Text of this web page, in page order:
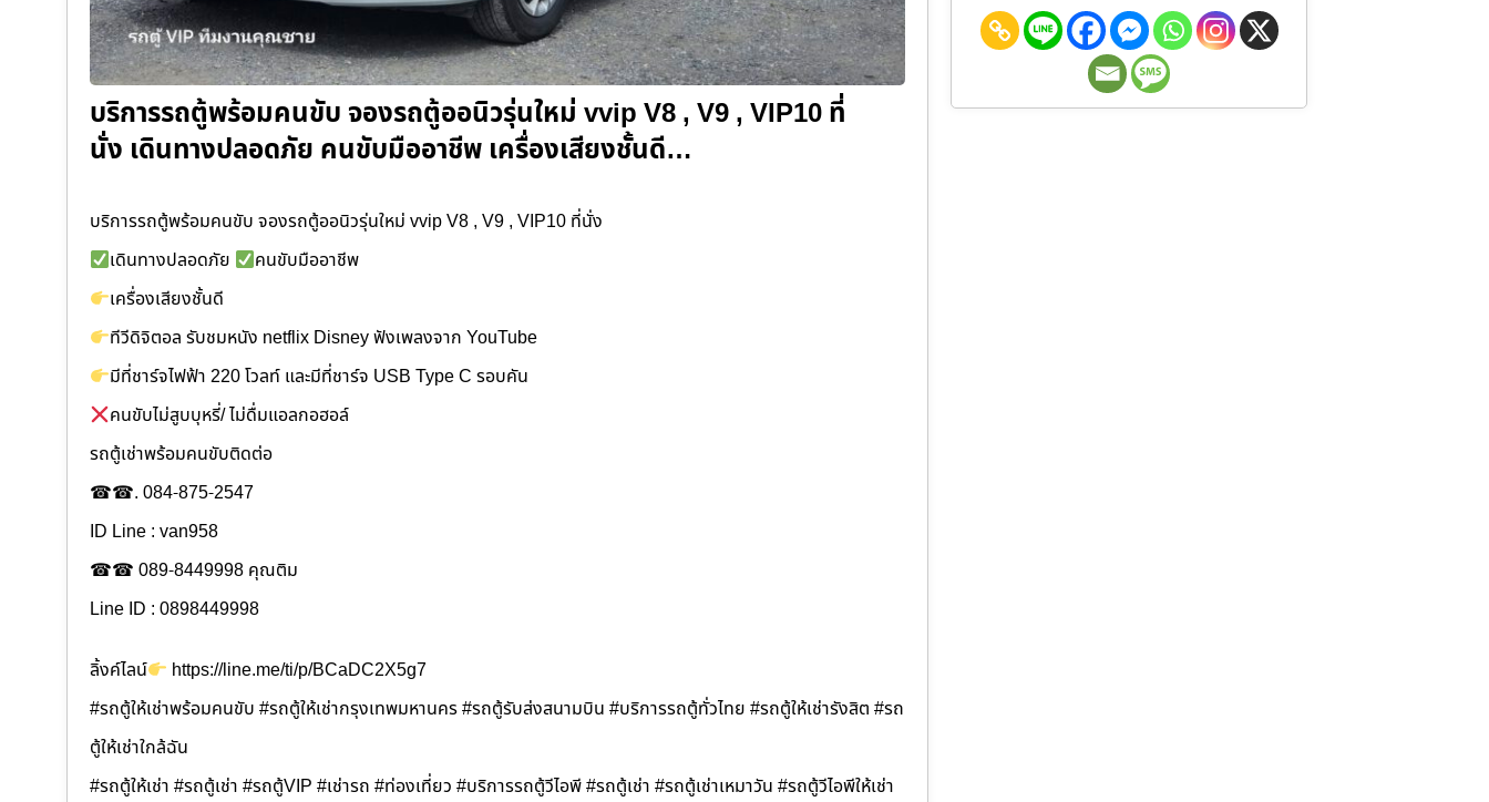
บริการรถตู้พร้อมคนขับ จองรถตู้ออนิวรุ่นใหม่ vvip V8 , V9 , VIP10 ที่
นั่ง เดินทางปลอดภัย คนขับมืออาชีพ เครื่องเสียงชั้นดี…
บริการรถตู้พร้อมคนขับ จองรถตู้ออนิวรุ่นใหม่ vvip V8 , V9 , VIP10 ที่นั่ง
เดินทางปลอดภัย
คนขับมืออาชีพ
เครื่องเสียงชั้นดี
ทีวีดิจิตอล รับชมหนัง netflix Disney ฟังเพลงจาก YouTube
มีที่ชาร์จไฟฟ้า 220 โวลท์ และมีที่ชาร์จ USB Type C รอบคัน
คนขับไม่สูบบุหรี่/ ไม่ดื่มแอลกอฮอล์
รถตู้เช่าพร้อมคนขับติดต่อ
☎☎. 084-875-2547
ID Line : van958
☎☎ 089-8449998 คุณติม
Line ID : 0898449998
ลิ้งค์ไลน์
https://line.me/ti/p/BCaDC2X5g7
#รถตู้ให้เช่าพร้อมคนขับ #รถตู้ให้เช่ากรุงเทพมหานคร #รถตู้รับส่งสนามบิน #บริการรถตู้ทั่วไทย #รถตู้ให้เช่ารังสิต #รถ
ตู้ให้เช่าใกล้ฉัน
#รถตู้ให้เช่า #รถตู้เช่า #รถตู้VIP #เช่ารถ #ท่องเที่ยว #บริการรถตู้วีไอพี #รถตู้เช่า #รถตู้เช่าเหมาวัน #รถตู้วีไอพีให้เช่า